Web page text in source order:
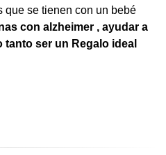
que se tienen con un bebé
con alzheimer , ayudar a
ser un Regalo ideal